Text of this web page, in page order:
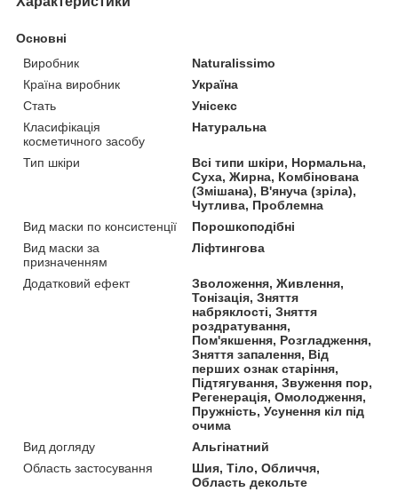
Основні
Виробник
Naturalissimo
Країна виробник
Україна
Стать
Унісекс
Класифікація
косметичного засобу
Натуральна
Тип шкіри
Всі типи шкіри, Нормальна,
Суха, Жирна, Комбінована
(Змішана), В'януча (зріла),
Чутлива, Проблемна
Вид маски по консистенції
Порошкоподібні
Вид маски за
призначенням
Ліфтингова
Додатковий ефект
Зволоження, Живлення,
Тонізація, Зняття
набряклості, Зняття
роздратування,
Пом'якшення, Розгладження,
Зняття запалення, Від
перших ознак старіння,
Підтягування, Звуження пор,
Регенерація, Омолодження,
Пружність, Усунення кіл під
очима
Вид догляду
Альгінатний
Область застосування
Шия, Тіло, Обличчя,
Область декольте